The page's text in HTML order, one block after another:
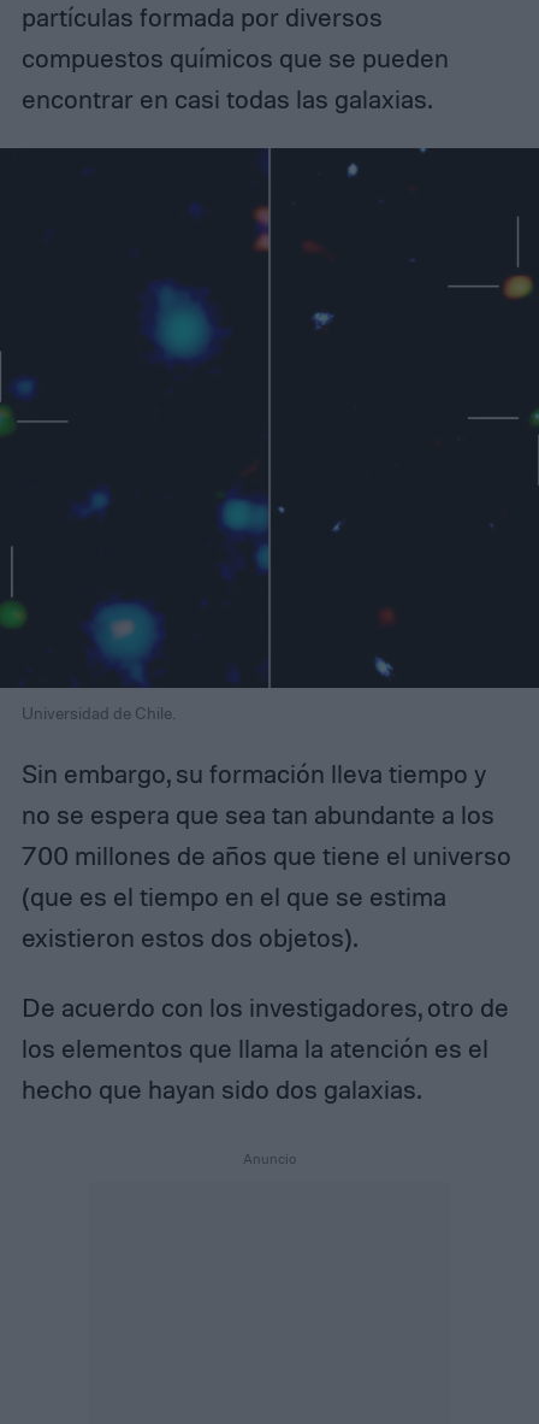
partículas formada por diversos
compuestos químicos que se pueden
encontrar en casi todas las galaxias.
Universidad de Chile.
Sin embargo, su formación lleva tiempo y
no se espera que sea tan abundante a los
700 millones de años que tiene el universo
(que es el tiempo en el que se estima
existieron estos dos objetos).
De acuerdo con los investigadores, otro de
los elementos que llama la atención es el
hecho que hayan sido dos galaxias.